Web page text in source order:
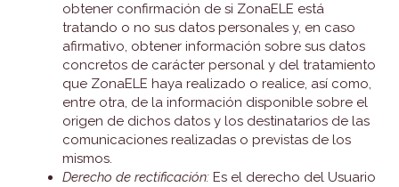
obtener confirmación de si ZonaELE está
tratando o no sus datos personales y, en caso
afirmativo, obtener información sobre sus datos
concretos de carácter personal y del tratamiento
que ZonaELE haya realizado o realice, así como,
entre otra, de la información disponible sobre el
origen de dichos datos y los destinatarios de las
comunicaciones realizadas o previstas de los
mismos.
Derecho de rectificación: Es el derecho del Usuario